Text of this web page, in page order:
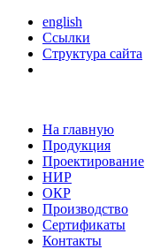
english
Ссылки
Структура сайта
На главную
Продукция
Проектирование
НИР
ОКР
Производство
Сертификаты
Контакты